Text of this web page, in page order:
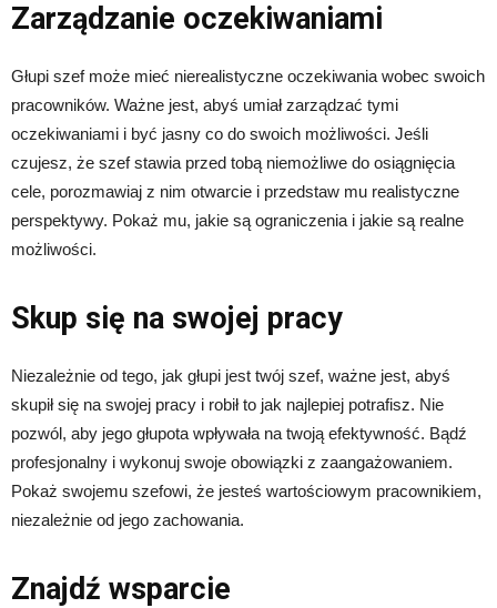
Zarządzanie oczekiwaniami
Głupi szef może mieć nierealistyczne oczekiwania wobec swoich
pracowników. Ważne jest, abyś umiał zarządzać tymi
oczekiwaniami i być jasny co do swoich możliwości. Jeśli
czujesz, że szef stawia przed tobą niemożliwe do osiągnięcia
cele, porozmawiaj z nim otwarcie i przedstaw mu realistyczne
perspektywy. Pokaż mu, jakie są ograniczenia i jakie są realne
możliwości.
Skup się na swojej pracy
Niezależnie od tego, jak głupi jest twój szef, ważne jest, abyś
skupił się na swojej pracy i robił to jak najlepiej potrafisz. Nie
pozwól, aby jego głupota wpływała na twoją efektywność. Bądź
profesjonalny i wykonuj swoje obowiązki z zaangażowaniem.
Pokaż swojemu szefowi, że jesteś wartościowym pracownikiem,
niezależnie od jego zachowania.
Znajdź wsparcie